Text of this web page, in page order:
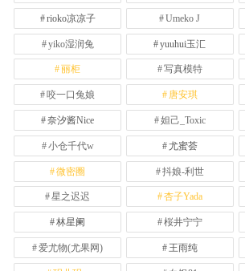
rioko凉凉子 Umeko J
yiko湿润兔 yuuhui玉汇
丽柜 写真模特
咬一口兔娘 唐安琪
奈汐酱Nice 妲己_Toxic
小仓千代w 尤蜜荟
微密圈 抖娘-利世
星之迟迟 杏子Yada
林星阑 桜井宁宁
爱尤物(尤果网) 王雨纯